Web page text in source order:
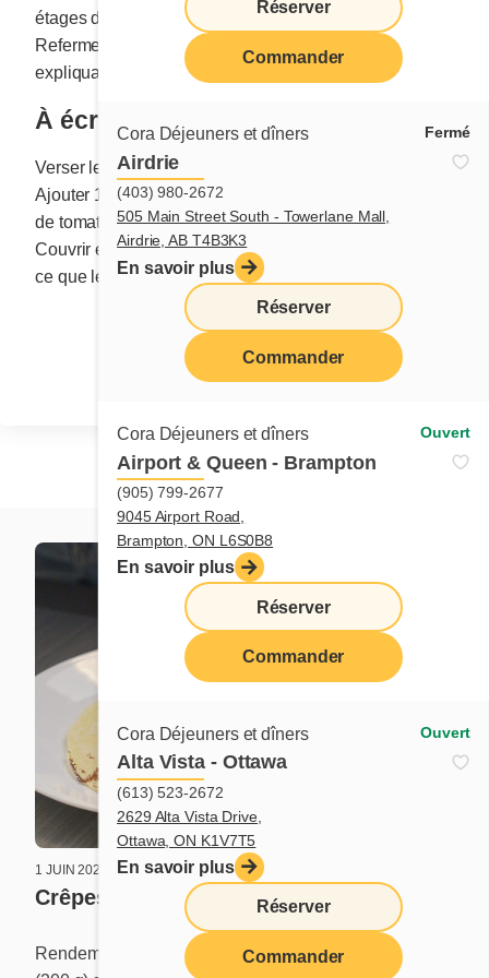
Réserver
Commander
Cora Déjeuners et dîners Fermé
Airdrie
(403) 980-2672
505 Main Street South - Towerlane Mall,
Airdrie, AB T4B3K3
En savoir plus
Réserver
Commander
Cora Déjeuners et dîners Ouvert
Airport & Queen - Brampton
(905) 799-2677
9045 Airport Road,
Brampton, ON L6S0B8
En savoir plus
Réserver
Commander
Cora Déjeuners et dîners Ouvert
Alta Vista - Ottawa
(613) 523-2672
2629 Alta Vista Drive,
Ottawa, ON K1V7T5
En savoir plus
Réserver
Commander
étages distincts.
Refermer le pot. Offrir avec une étiquette-cadeau
expliquant comment confectionner la soupe.
À écrire sur l’étiquette-cadeau
Verser le contenu du pot dans un grand chaudron.
Ajouter 10 tasses (2,5 l) d’eau et une boîte de 796 ml
de tomates en dés. Porter à ébullition, réduire le feu.
Couvrir et laisser mijoter pendant 1 heure ou jusqu’à
ce que les lentilles soient tendres.
Partager
1 JUIN 2026
Crêpes S’mores
Rendement : 8 crêpes Ingrédients : 1 1/3 tasse